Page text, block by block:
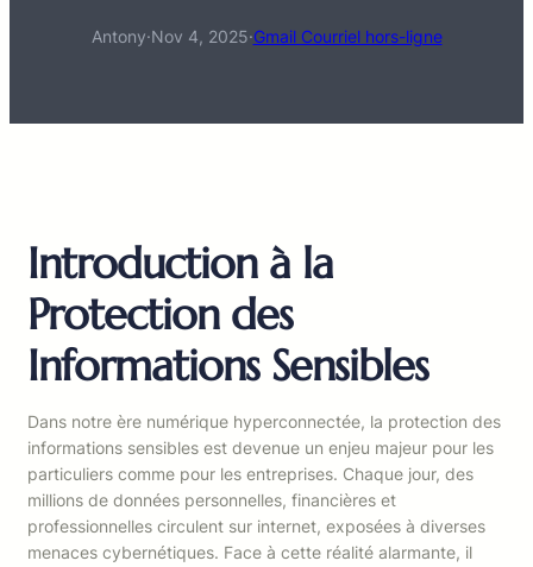
Antony·Nov 4, 2025·Gmail Courriel hors-ligne
Introduction à la
Protection des
Informations Sensibles
Dans notre ère numérique hyperconnectée, la protection des
informations sensibles est devenue un enjeu majeur pour les
particuliers comme pour les entreprises. Chaque jour, des
millions de données personnelles, financières et
professionnelles circulent sur internet, exposées à diverses
menaces cybernétiques. Face à cette réalité alarmante, il